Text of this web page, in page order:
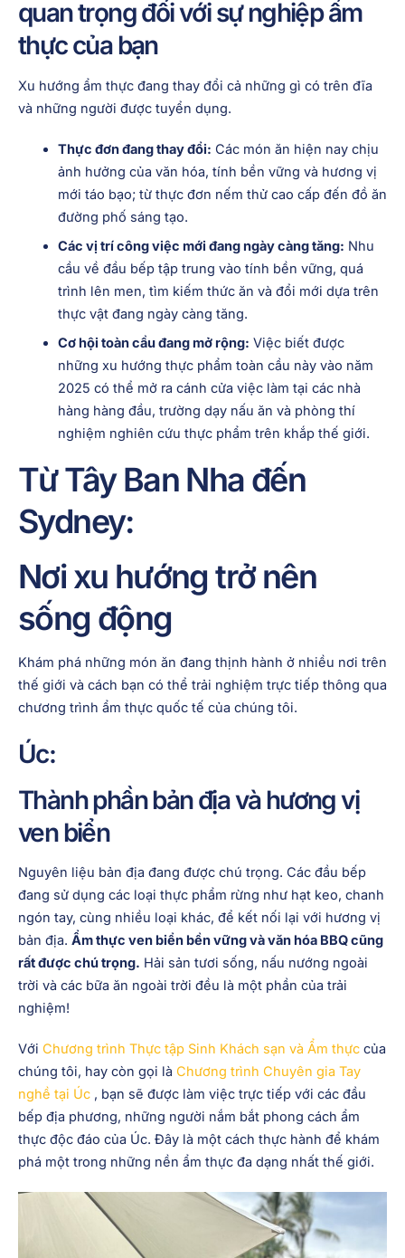
quan trọng đối với sự nghiệp ẩm
thực của bạn
Xu hướng ẩm thực đang thay đổi cả những gì có trên đĩa
và những người được tuyển dụng.
Thực đơn đang thay đổi: Các món ăn hiện nay chịu
ảnh hưởng của văn hóa, tính bền vững và hương vị
mới táo bạo; từ thực đơn nếm thử cao cấp đến đồ ăn
đường phố sáng tạo.
Các vị trí công việc mới đang ngày càng tăng: Nhu
cầu về đầu bếp tập trung vào tính bền vững, quá
trình lên men, tìm kiếm thức ăn và đổi mới dựa trên
thực vật đang ngày càng tăng.
Cơ hội toàn cầu đang mở rộng: Việc biết được
những xu hướng thực phẩm toàn cầu này vào năm
2025 có thể mở ra cánh cửa việc làm tại các nhà
hàng hàng đầu, trường dạy nấu ăn và phòng thí
nghiệm nghiên cứu thực phẩm trên khắp thế giới.
Từ Tây Ban Nha đến
Sydney:
Nơi xu hướng trở nên
sống động
Khám phá những món ăn đang thịnh hành ở nhiều nơi trên
thế giới và cách bạn có thể trải nghiệm trực tiếp thông qua
chương trình ẩm thực quốc tế của chúng tôi.
Úc:
Thành phần bản địa và hương vị
ven biển
Nguyên liệu bản địa đang được chú trọng. Các đầu bếp
đang sử dụng các loại thực phẩm rừng như hạt keo, chanh
ngón tay, cùng nhiều loại khác, để kết nối lại với hương vị
bản địa. Ẩm thực ven biển bền vững và văn hóa BBQ cũng
rất được chú trọng. Hải sản tươi sống, nấu nướng ngoài
trời và các bữa ăn ngoài trời đều là một phần của trải
nghiệm!
Với Chương trình Thực tập Sinh Khách sạn và Ẩm thực của
chúng tôi, hay còn gọi là Chương trình Chuyên gia Tay
nghề tại Úc , bạn sẽ được làm việc trực tiếp với các đầu
bếp địa phương, những người nắm bắt phong cách ẩm
thực độc đáo của Úc. Đây là một cách thực hành để khám
phá một trong những nền ẩm thực đa dạng nhất thế giới.